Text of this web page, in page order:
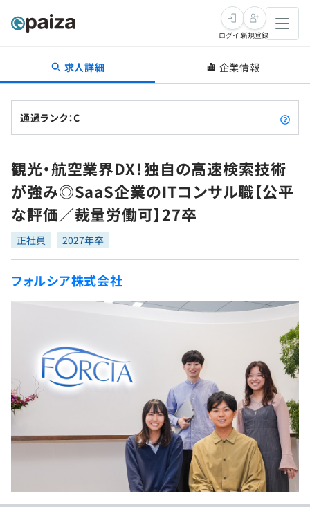
転職・キャリア
転職成功ガイド
転職エージェント
インタビュー
転職成功ガイド
新卒就活
求人検索
本選考
インターン
新卒エージェント
インタビュー
就活成功ガイド
学習
問題集
4択課題
リファレンス
プラン
学校向けプラン
プログラミング言語
ゲーム・マンガ
Tech Team Journal
paizaとは？
ログイン新規登録
求人詳細 企業情報
通過ランク：C
観光・航空業界DX！独自の高速検索技術
が強み◎SaaS企業のITコンサル職【公平
な評価／裁量労働可】27卒
正社員 2027年卒
フォルシア株式会社